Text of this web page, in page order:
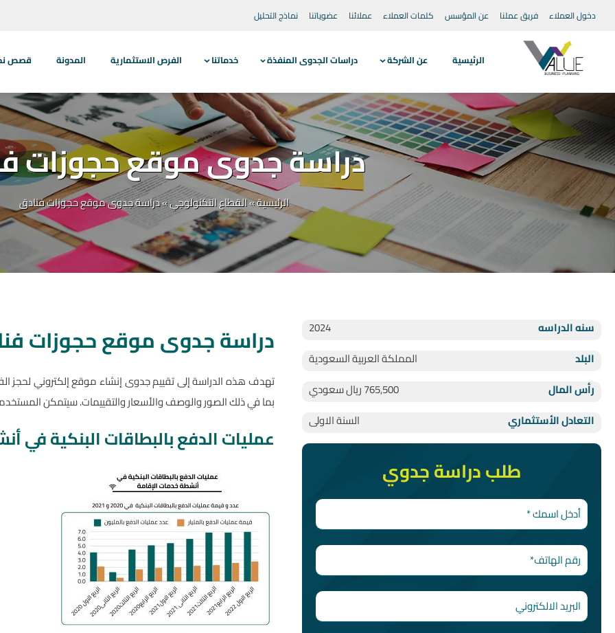
دخول العملاء فريق عملنا عن المؤسس كلمات العملاء عملائنا عضوياتنا نماذج التحليل
الرئيسية عن الشركة دراسات الجدوى المنفذة خدماتنا الفرص الاستثمارية المدونة قصص
دراسة جدوى موقع حجوزات
الرئيسية»القطاع التكنولوجي»دراسة جدوى موقع حجوزات فنادق
سنه الدراسه
2024
البلد
المملكة العربية السعودية
رأس المال
765,500 ريال سعودي
التعادل الأستثماري
السنة الاولى
طلب دراسة جدوي
دراسة جدوى موقع حجوزات
تهدف هذه الدراسة إلى تقييم جدوى إنشاء موقع إلكتروني لحجز
بما في ذلك الصور والوصف والأسعار والتقييمات. سيتمكن
عمليات الدفع بالبطاقات البنكية في